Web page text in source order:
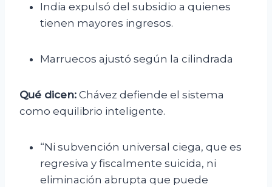
India expulsó del subsidio a quienes
tienen mayores ingresos.
Marruecos ajustó según la cilindrada
Qué dicen: Chávez defiende el sistema
como equilibrio inteligente.
“Ni subvención universal ciega, que es
regresiva y fiscalmente suicida, ni
eliminación abrupta que puede